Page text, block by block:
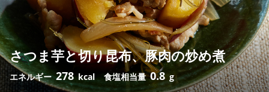
さつま芋と切り昆布、豚肉の炒め煮
エネルギー278 kcal 食塩相当量0.8 g